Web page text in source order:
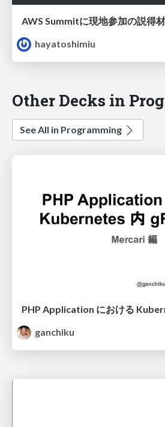
AWS Summitに現地参加の説得
hayatoshimiu
Other Decks in
See All in Programming
PHP Application における
ganchiku